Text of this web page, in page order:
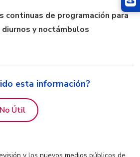
continuas de programación para
y noctámbulos
esta información?
No Útil